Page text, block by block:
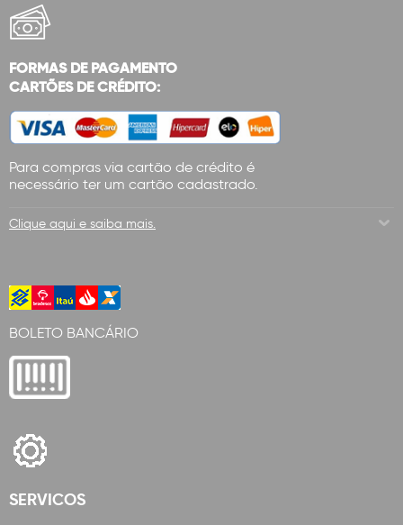
FORMAS DE PAGAMENTO
CARTÕES DE CRÉDITO:
Para compras via cartão de crédito é
necessário ter um cartão cadastrado.
Clique aqui e saiba mais.
BOLETO BANCÁRIO
SERVICOS